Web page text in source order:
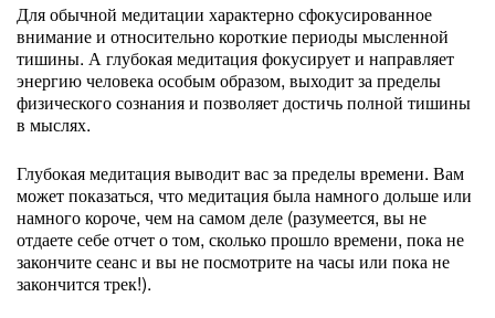
Для обычной медитации характерно сфокусированное
внимание и относительно короткие периоды мысленной
тишины. А глубокая медитация фокусирует и направляет
энергию человека особым образом, выходит за пределы
физического сознания и позволяет достичь полной тишины
в мыслях.
Глубокая медитация выводит вас за пределы времени. Вам
может показаться, что медитация была намного дольше или
намного короче, чем на самом деле (разумеется, вы не
отдаете себе отчет о том, сколько прошло времени, пока не
закончите сеанс и вы не посмотрите на часы или пока не
закончится трек!).